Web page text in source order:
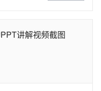
讲解视频截图